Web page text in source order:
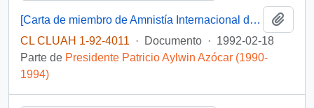
[Carta de miembro de Amnistía Internacional dirigida al Presidente Patricio Aylwin, referente a situación de CODEPU]
CL CLUAH 1-92-4011
· Documento · 1992-02-18
Parte de Presidente Patricio Aylwin Azócar (1990-
1994)